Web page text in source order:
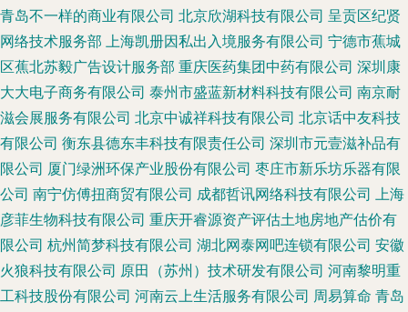
青岛不一样的商业有限公司 北京欣湖科技有限公司 呈贡区纪贤
网络技术服务部 上海凯册因私出入境服务有限公司 宁德市蕉城
区蕉北苏毅广告设计服务部 重庆医药集团中药有限公司 深圳康
大大电子商务有限公司 泰州市盛蓝新材料科技有限公司 南京耐
滋会展服务有限公司 北京中诚祥科技有限公司 北京话中友科技
有限公司 衡东县德东丰科技有限责任公司 深圳市元壹滋补品有
限公司 厦门绿洲环保产业股份有限公司 枣庄市新乐坊乐器有限
公司 南宁仿傅扭商贸有限公司 成都哲讯网络科技有限公司 上海
彦菲生物科技有限公司 重庆开睿源资产评估土地房地产估价有
限公司 杭州简梦科技有限公司 湖北网泰网吧连锁有限公司 安徽
火狼科技有限公司 原田（苏州）技术研发有限公司 河南黎明重
工科技股份有限公司 河南云上生活服务有限公司 周易算命 青岛